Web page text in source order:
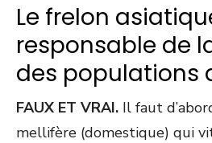
Le frelon
responsable de
des populations
FAUX ET VRAI. Il faut
mellifère (domestique) qui